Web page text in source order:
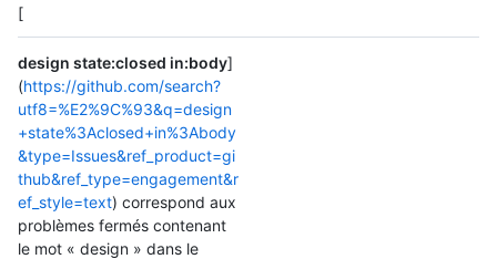
[
design state:closed in:body]
(https://github.com/search?
utf8=%E2%9C%93&q=design
+state%3Aclosed+in%3Abody
&type=Issues&ref_product=gi
thub&ref_type=engagement&r
ef_style=text) correspond aux
problèmes fermés contenant
le mot « design » dans le